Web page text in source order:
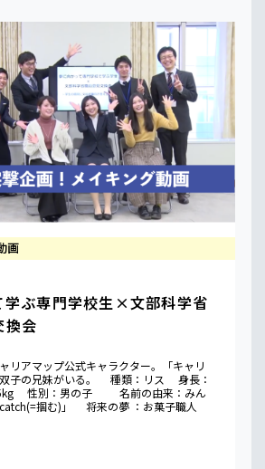
画
学ぶ専門学校生×文部科学省
換会
リアマップ公式キャラクター。「キャリ
双子の兄妹がいる。 種類：リス 身長：
性別：男の子 名前の由来：みん
掴む)」 将来の夢 ：お菓子職人